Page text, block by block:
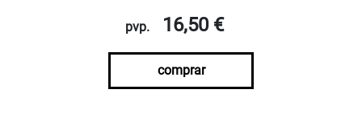
pvp. 16,50 €
comprar